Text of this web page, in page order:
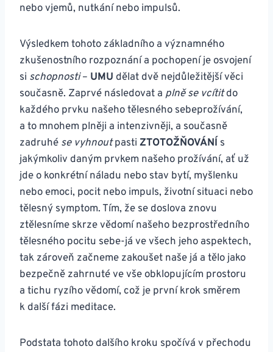
nebo vjemů, nutkání nebo impulsů.
Výsledkem tohoto základního a významného
zkušenostního rozpoznání a pochopení je osvojení
si schopnosti– UMU dělat dvě nejdůležitější věci
současně. Zaprvé následovat a plně se vcítitdo
každého prvku našeho tělesného sebeprožívání,
a to mnohem plněji a intenzivněji, a současně
zadruhé se vyhnoutpasti ZTOTOŽŇOVÁNÍ s
jakýmkoliv daným prvkem našeho prožívání, ať už
jde o konkrétní náladu nebo stav bytí, myšlenku
nebo emoci, pocit nebo impuls, životní situaci nebo
tělesný symptom. Tím, že se doslova znovu
ztělesníme skrze vědomí našeho bezprostředního
tělesného pocitu sebe-já ve všech jeho aspektech,
tak zároveň začneme zakoušet naše já a tělo jako
bezpečně zahrnuté ve vše obklopujícím prostoru
a tichu ryzího vědomí, což je první krok směrem
k další fázi meditace.
Podstata tohoto dalšího kroku spočívá v přechodu